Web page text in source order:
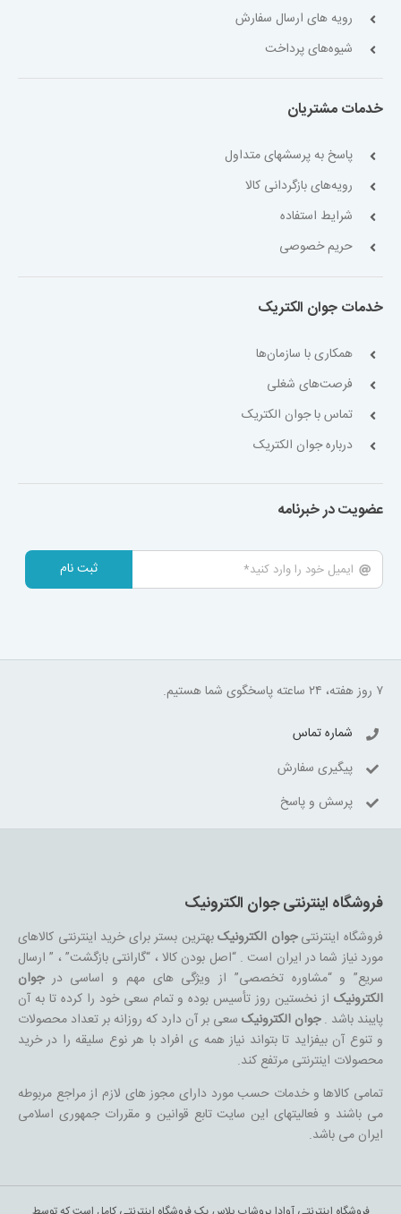
رویه های ارسال سفارش
شیوه‌های پرداخت
خدمات مشتریان
پاسخ به پرسشهای متداول
رویه‌های بازگردانی کالا
شرایط استفاده
حریم خصوصی
خدمات جوان الکتریک
همکاری با سازمان‌ها
فرصت‌های شغلی
تماس با جوان الکتریک
درباره جوان الکتریک
عضویت در خبرنامه
ثبت نام
۷ روز هفته، ۲۴ ساعته پاسخگوی شما هستیم.
شماره تماس
پیگیری سفارش
پرسش و پاسخ
فروشگاه اینترنتی جوان الکترونیک
فروشگاه اینترنتیجوان الکترونیکبهترین بستر برای خرید اینترنتی کالاهای
مورد نیاز شما در ایران است . “اصل بودن کالا ، “گارانتی بازگشت” ، ” ارسال
سریع” و “مشاوره تخصصی” از ویژگی های مهم و اساسی درجوان
الکترونیکاز نخستین روز تأسیس بوده و تمام سعی خود را کرده تا به آن
پایبند باشد .جوان الکترونیکسعی بر آن دارد که روزانه بر تعداد محصولات
و تنوع آن بیفزاید تا بتواند نیاز همه ی افراد با هر نوع سلیقه را در خرید
محصولات اینترنتی مرتفع کند.
تمامی کالاها و خدمات حسب مورد دارای مجوز های لازم از مراجع مربوطه
می باشند و فعالیتهای این سایت تابع قوانین و مقررات جمهوری اسلامی
ایران می باشد.